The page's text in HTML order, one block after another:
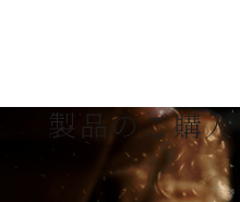
製品のご購入